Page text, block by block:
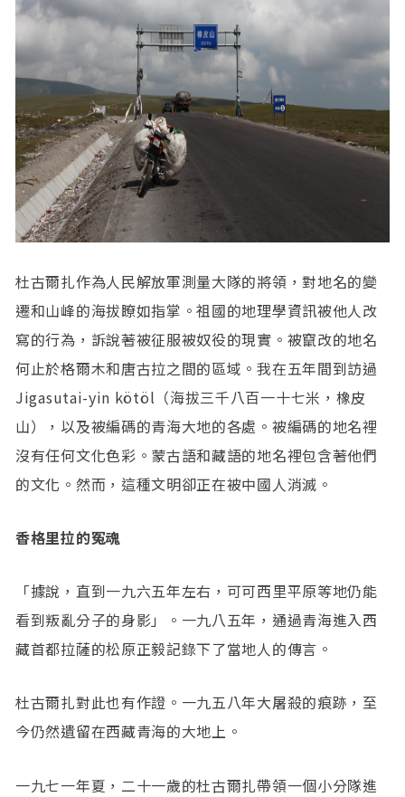
杜古爾扎作為人民解放軍測量大隊的將領，對地名的變
遷和山峰的海拔瞭如指掌。祖國的地理學資訊被他人改
寫的行為，訴說著被征服被奴役的現實。被竄改的地名
何止於格爾木和唐古拉之間的區域。我在五年間到訪過
Jigasutai-yin kötöl（海拔三千八百一十七米，橡皮
山），以及被編碼的青海大地的各處。被編碼的地名裡
沒有任何文化色彩。蒙古語和藏語的地名裡包含著他們
的文化。然而，這種文明卻正在被中國人消滅。
香格里拉的冤魂
「據說，直到一九六五年左右，可可西里平原等地仍能
看到叛亂分子的身影」。一九八五年，通過青海進入西
藏首都拉薩的松原正毅記錄下了當地人的傳言。
杜古爾扎對此也有作證。一九五八年大屠殺的痕跡，至
今仍然遺留在西藏青海的大地上。
一九七一年夏，二十一歲的杜古爾扎帶領一個小分隊進